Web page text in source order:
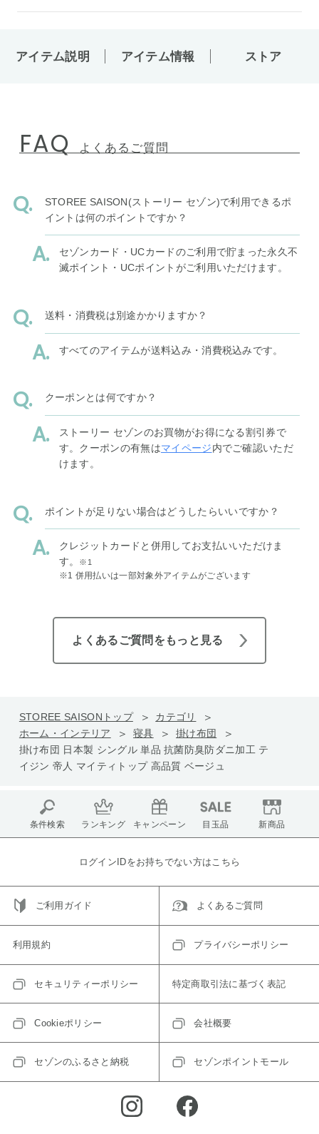
アイテム説明 アイテム情報 ストア
FAQ よくあるご質問
STOREE SAISON(ストーリー セゾン)で利用できるポ
イントは何のポイントですか？
セゾンカード・UCカードのご利用で貯まった永久不
滅ポイント・UCポイントがご利用いただけます。
送料・消費税は別途かかりますか？
すべてのアイテムが送料込み・消費税込みです。
クーポンとは何ですか？
ストーリー セゾンのお買物がお得になる割引券で
す。クーポンの有無はマイページ内でご確認いただ
けます。
ポイントが足りない場合はどうしたらいいですか？
クレジットカードと併用してお支払いいただけま
す。
※1
※1 併用払いは一部対象外アイテムがございます
よくあるご質問をもっと見る
STOREE SAISONトップ
カテゴリ
ホーム・インテリア
寝具
掛け布団
掛け布団 日本製 シングル 単品 抗菌防臭防ダニ加工 テ
イジン 帝人 マイティトップ 高品質 ベージュ
条件検索 ランキング キャンペーン 目玉品 新商品
ログインIDをお持ちでない方はこちら
ご利用ガイド よくあるご質問
利用規約 プライバシーポリシー
セキュリティーポリシー 特定商取引法に基づく表記
Cookieポリシー 会社概要
セゾンのふるさと納税 セゾンポイントモール